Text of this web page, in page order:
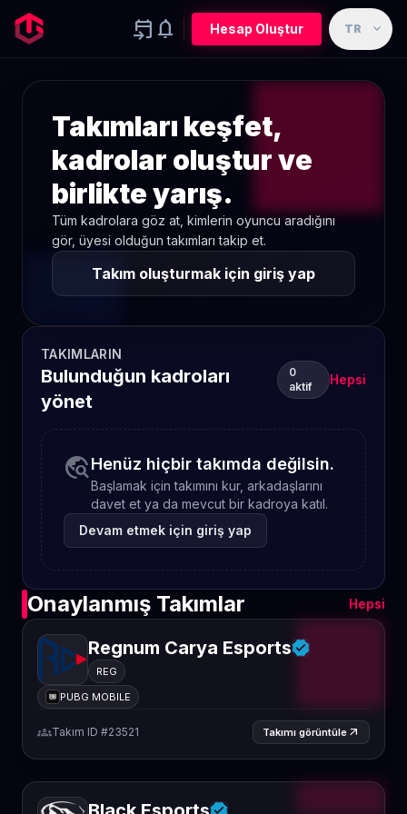
event_upcoming notifications Hesap Oluştur TR expand_more
Takımları keşfet,
kadrolar oluştur ve
birlikte yarış.
Tüm kadrolara göz at, kimlerin oyuncu aradığını
gör, üyesi olduğun takımları takip et.
Takım oluşturmak için giriş yap
TAKIMLARIN
Bulunduğun kadroları
yönet
0
aktif
Hepsi
travel_exploreHenüz hiçbir takımda değilsin.
Başlamak için takımını kur, arkadaşlarını
davet et ya da mevcut bir kadroya katıl.
Devam etmek için giriş yap
Onaylanmış Takımlar Hepsi
Regnum Carya Esports
REG
PUBG MOBILE
groupsTakım ID #23521 Takımı görüntüle arrow_outward